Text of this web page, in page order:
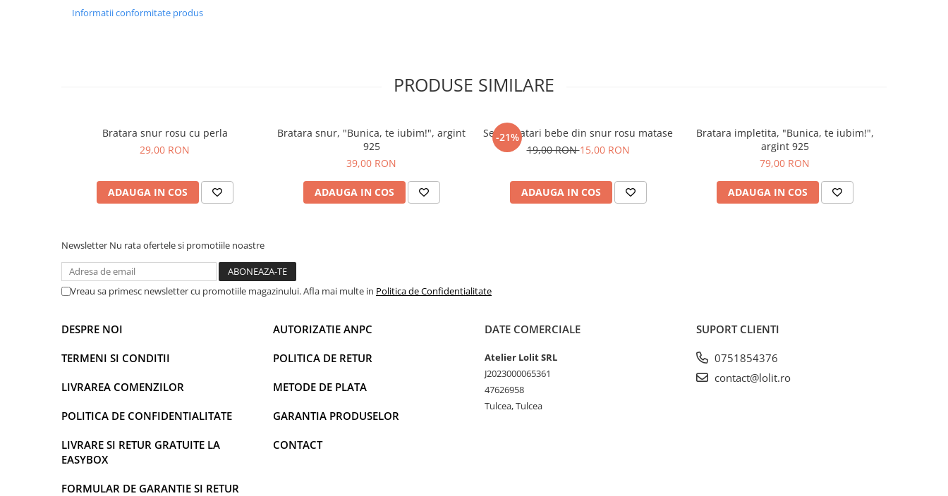
Informatii conformitate produs
PRODUSE SIMILARE
Bratara snur rosu cu perla
29,00 RON
ADAUGA IN COS
Bratara snur, "Bunica, te iubim!", argint
925
39,00 RON
ADAUGA IN COS
-21%
Set 3 bratari bebe din snur rosu matase
19,00 RON15,00 RON
ADAUGA IN COS
Bratara impletita, "Bunica, te iubim!",
argint 925
79,00 RON
ADAUGA IN COS
Newsletter Nu rata ofertele si promotiile noastre
Vreau sa primesc newsletter cu promotiile magazinului. Afla mai multe in Politica de Confidentialitate
DESPRE NOI
TERMENI SI CONDITII
LIVRAREA COMENZILOR
POLITICA DE CONFIDENTIALITATE
LIVRARE SI RETUR GRATUITE LA
EASYBOX
FORMULAR DE GARANTIE SI RETUR
AUTORIZATIE ANPC
POLITICA DE RETUR
METODE DE PLATA
GARANTIA PRODUSELOR
CONTACT
DATE COMERCIALE
Atelier Lolit SRL
J2023000065361
47626958
Tulcea, Tulcea
SUPORT CLIENTI
0751854376
contact@lolit.ro